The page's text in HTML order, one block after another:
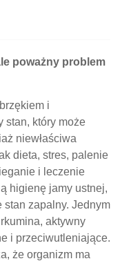
poważny problem
i
stan, który może
niewłaściwa
dieta, stres, palenie
i leczenie
higienę jamy ustnej,
stan zapalny. Jednym
aktywny
i przeciwutleniające.
że ​​organizm ma